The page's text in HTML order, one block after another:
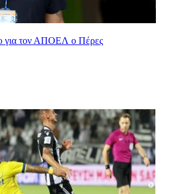
τον ΑΠΟΕΛ ο Πέρες